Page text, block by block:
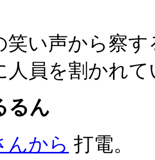
笑い声から察
人員を割かれて
るん
んから 打電。